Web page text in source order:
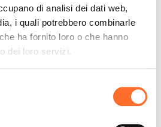
di analisi dei dati web,
i quali potrebbero combinarle
ha fornito loro o che hanno
dei loro servizi.